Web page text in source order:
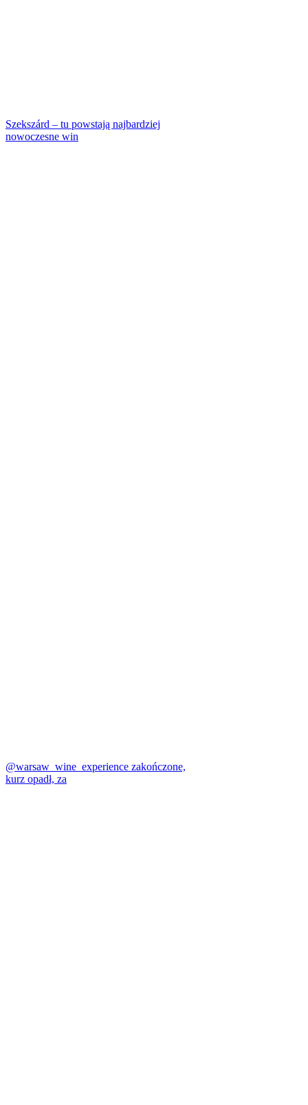
Szekszárd – tu powstają najbardziej
nowoczesne win
@warsaw_wine_experience zakończone,
kurz opadł, za